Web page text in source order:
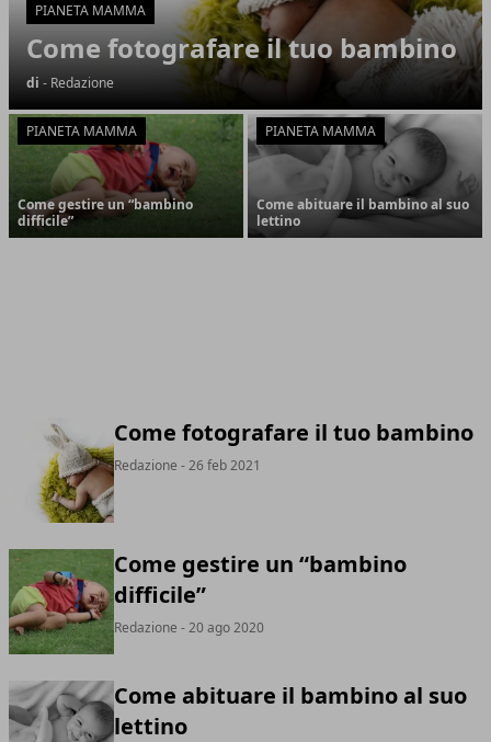
PIANETA MAMMA
Come fotografare il tuo bambino
di - Redazione
PIANETA MAMMA
Come gestire un “bambino
difficile”
PIANETA MAMMA
Come abituare il bambino al suo
lettino
Come fotografare il tuo bambino
Redazione - 26 feb 2021
Come gestire un “bambino
difficile”
Redazione - 20 ago 2020
Come abituare il bambino al suo
lettino